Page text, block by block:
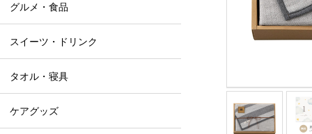
グルメ・食品
スイーツ・ドリンク
タオル・寝具
ケアグッズ